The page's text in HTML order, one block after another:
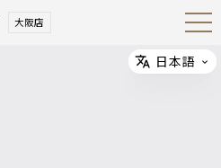
大阪店 Open
Navig
Select
日本語